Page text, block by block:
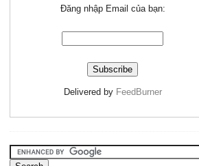
Đăng nhập Email của bạn:
Delivered by FeedBurner